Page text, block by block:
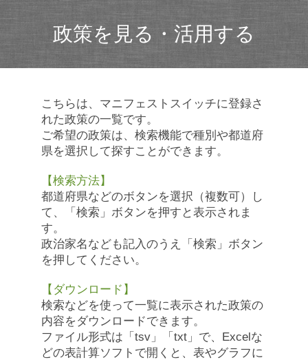
政策を見る・活用する
こちらは、マニフェストスイッチに登録さ
れた政策の一覧です。
ご希望の政策は、検索機能で種別や都道府
県を選択して探すことができます。
【検索方法】
都道府県などのボタンを選択（複数可）し
て、「検索」ボタンを押すと表示されま
す。
政治家名なども記入のうえ「検索」ボタン
を押してください。
【ダウンロード】
検索などを使って一覧に表示された政策の
内容をダウンロードできます。
ファイル形式は「tsv」「txt」で、Excelな
どの表計算ソフトで開くと、表やグラフに